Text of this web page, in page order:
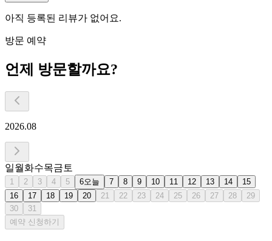
아직 등록된 리뷰가 없어요.
방문 예약
언제 방문할까요?
2026.08
일월화수목금 토
1 2 3 4 5 6오늘 7 8 9 10 11 12 13 14
15
16
17 18 19 20 21 22 23 24 25 26 27 28
29
30
31
예약 신청하기